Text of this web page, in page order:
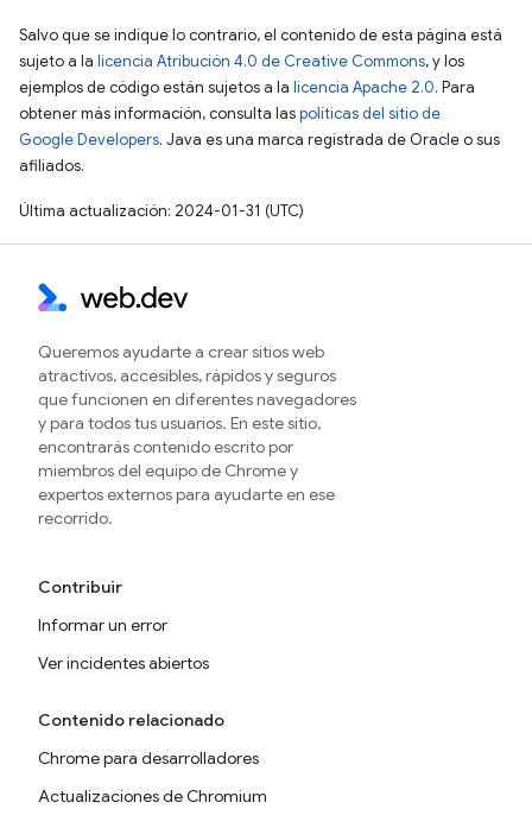
Salvo que se indique lo contrario, el contenido de esta página está
sujeto a la licencia Atribución 4.0 de Creative Commons, y los
ejemplos de código están sujetos a la licencia Apache 2.0. Para
obtener más información, consulta laspolíticas del sitio de
Google Developers. Java es una marca registrada de Oracle o sus
afiliados.
Última actualización: 2024-01-31 (UTC)
Queremos ayudarte a crear sitios web
atractivos, accesibles, rápidos y seguros
que funcionen en diferentes navegadores
y para todos tus usuarios. En este sitio,
encontrarás contenido escrito por
miembros del equipo de Chrome y
expertos externos para ayudarte en ese
recorrido.
Contribuir
Informar un error
Ver incidentes abiertos
Contenido relacionado
Chrome para desarrolladores
Actualizaciones de Chromium